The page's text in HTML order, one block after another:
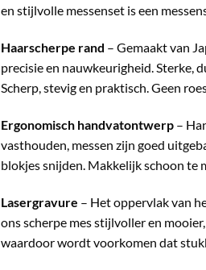
en stijlvolle messenset is een
Haarscherpe rand – Gemaakt van
precisie en nauwkeurigheid. Sterke,
Scherp, stevig en praktisch. Geen
Ergonomisch handvatontwerp –
vasthouden, messen zijn goed
blokjes snijden. Makkelijk schoon te
Lasergravure – Het oppervlak van
ons scherpe mes stijlvoller en
waardoor wordt voorkomen dat